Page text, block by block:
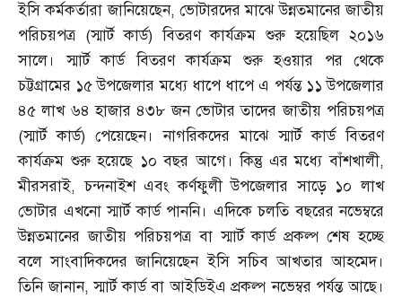
ইসি কর্মকর্তারা জানিয়েছেন,ভোটারদের মাঝে উন্নতমানের জাতীয়
পরিচয়পত্র (স্মার্ট কার্ড)বিতরণ কার্যক্রম শুরু হয়েছিল ২০১৬
সালে। স্মার্ট কার্ড বিতরণ কার্যক্রম শুরু হওয়ার পর থেকে
চট্টগ্রামের ১৫ উপজেলার মধ্যে ধাপে ধাপে এ পর্যন্ত ১১ উপজেলার
৪৫ লাখ ৬৪ হাজার ৪৩৮ জন ভোটার তাদের জাতীয় পরিচয়পত্র
(স্মার্ট কার্ড) পেয়েছেন। নাগরিকদের মাঝে স্মার্ট কার্ড বিতরণ
কার্যক্রম শুরু হয়েছে ১০ বছর আগে। কিন্তু এর মধ্যে বাঁশখালী,
মীরসরাই,চন্দনাইশ এবং কর্ণফুলী উপজেলার সাড়ে ১০ লাখ
ভোটার এখনো স্মার্ট কার্ড পাননি। এদিকে চলতি বছরের নভেম্বরে
উন্নতমানের জাতীয় পরিচয়পত্র বা স্মার্ট কার্ড প্রকল্প শেষ হচ্ছে
বলে সাংবাদিকদের জানিয়েছেন ইসি সচিব আখতার আহমেদ।
তিনি জানান,স্মার্ট কার্ড বা আইডিইএ প্রকল্প নভেম্বর পর্যন্ত আছে।